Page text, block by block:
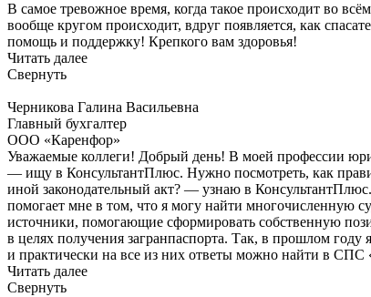
В самое тревожное время, когда такое происходит во
вообще кругом происходит, вдруг появляется, как
помощь и поддержку! Крепкого вам здоровья!
Читать далее
Свернуть
Черникова Галина Васильевна
Главный бухгалтер
ООО «Каренфор»
Уважаемые коллеги! Добрый день! В моей профессии
— ищу в КонсультантПлюс. Нужно посмотреть, как
иной законодательный акт? — узнаю в
помогает мне в том, что я могу найти многочисленную
источники, помогающие сформировать собственную
в целях получения загранпаспорта. Так, в прошлом
и практически на все из них ответы можно найти в СПС
Читать далее
Свернуть